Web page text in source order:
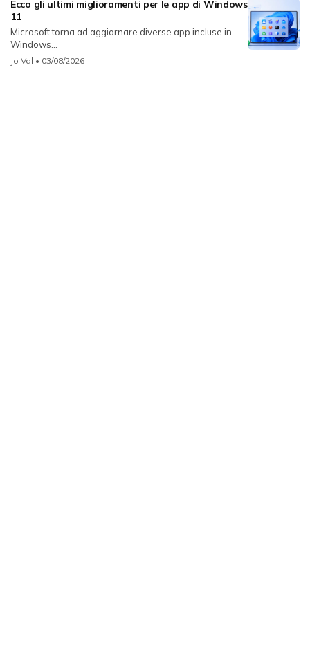
Ecco gli ultimi miglioramenti per le app di Windows
11
Microsoft torna ad aggiornare diverse app incluse in
Windows...
Jo Val • 03/08/2026